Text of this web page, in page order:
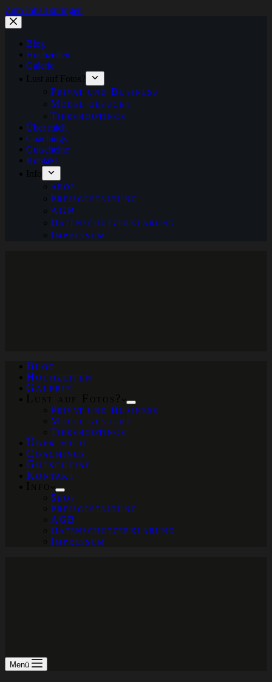
Zum Inhalt springen
Blog
Hochzeiten
Galerie
Lust auf Fotos?
Privat und Business
Model gesucht
Tiershootings
Über mich
Coachings
Gutscheine
Kontakt
Info
Shop
Preisgestaltung
AGB
Datenschutzerklärung
Impressum
Blog
Hochzeiten
Galerie
Privat und Business
Model gesucht
Tiershootings
Über mich
Coachings
Gutscheine
Kontakt
Shop
Preisgestaltung
AGB
Datenschutzerklärung
Impressum
Menü